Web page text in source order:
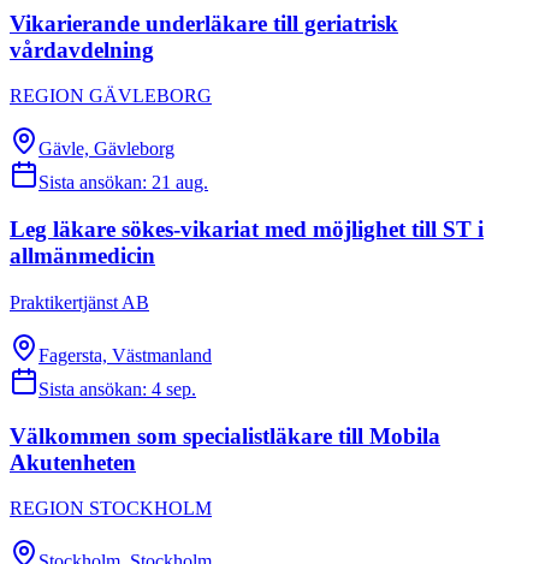
Vikarierande underläkare till geriatrisk
vårdavdelning
REGION GÄVLEBORG
Gävle, Gävleborg
Sista ansökan: 21 aug.
Leg läkare sökes-vikariat med möjlighet till ST i
allmänmedicin
Praktikertjänst AB
Fagersta, Västmanland
Sista ansökan: 4 sep.
Välkommen som specialistläkare till Mobila
Akutenheten
REGION STOCKHOLM